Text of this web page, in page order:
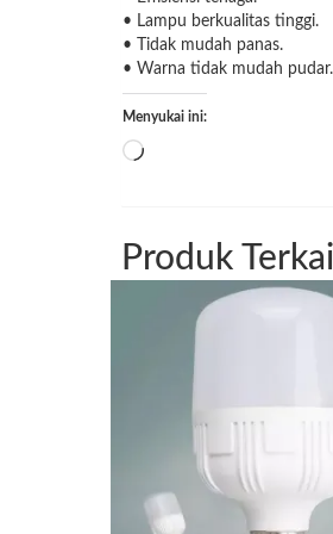
• Lampu berkualitas tinggi.
• Tidak mudah panas.
• Warna tidak mudah pudar.
Menyukai ini:
Memuat...
Produk